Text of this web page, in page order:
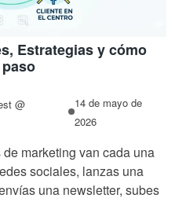
Estrategias y cómo
@
14 de mayo de
2026
marketing van cada una
sociales, lanzas una
una newsletter, subes